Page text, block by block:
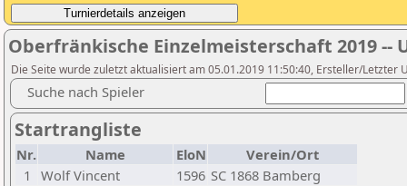
Oberfränkische Einzelmeisterschaft 2019 --
Die Seite wurde zuletzt aktualisiert am 05.01.2019 11:50:40, Ersteller/Letzter
Suche nach Spieler
Startrangliste
Nr. Name EloN
Verein/Ort
1
Wolf Vincent 1596 SC 1868 Bamberg